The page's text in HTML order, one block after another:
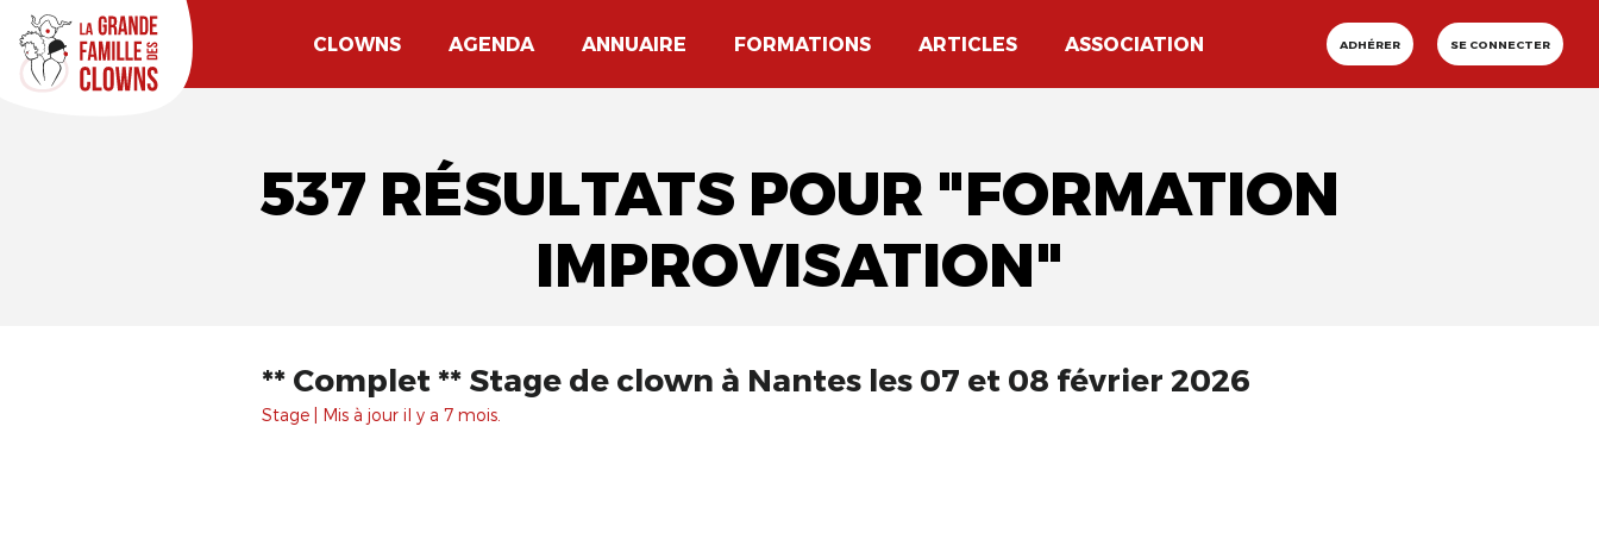
CLOWNS AGENDA ANNUAIRE FORMATIONS ARTICLES ASSOCIATION ADHÉRER SE CONNECTER
537 RÉSULTATS POUR "FORMATION
IMPROVISATION"
** Complet ** Stage de clown à Nantes les 07 et 08 février 2026
Stage | Mis à jour il y a 7 mois.